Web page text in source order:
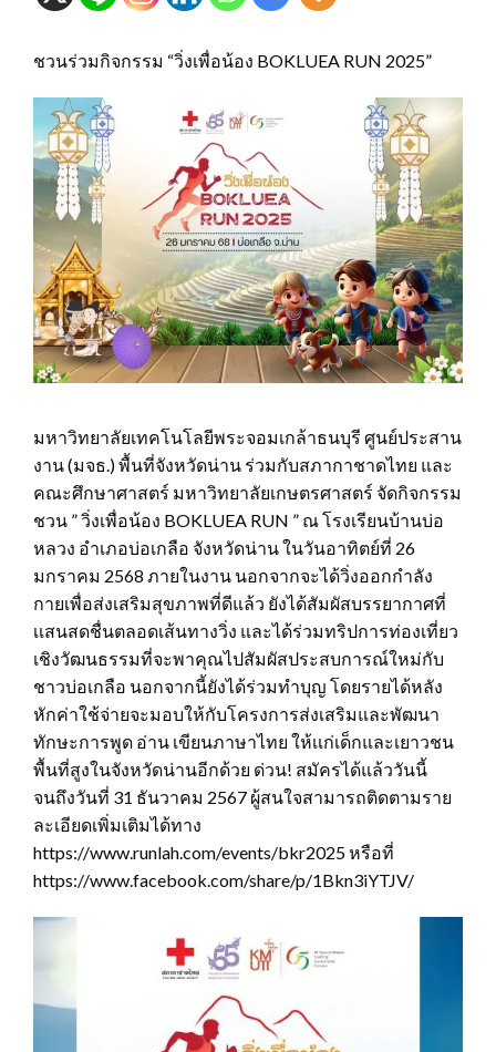
ชวนร่วมกิจกรรม “วิ่งเพื่อน้อง BOKLUEA RUN 2025”
มหาวิทยาลัยเทคโนโลยีพระจอมเกล้าธนบุรี ศูนย์ประสาน
งาน (มจธ.) พื้นที่จังหวัดน่าน ร่วมกับสภากาชาดไทย และ
คณะศึกษาศาสตร์ มหาวิทยาลัยเกษตรศาสตร์ จัดกิจกรรม
ชวน ” วิ่งเพื่อน้อง BOKLUEA RUN ” ณ โรงเรียนบ้านบ่อ
หลวง อำเภอบ่อเกลือ จังหวัดน่าน ในวันอาทิตย์ที่ 26
มกราคม 2568 ภายในงาน นอกจากจะได้วิ่งออกกำลัง
กายเพื่อส่งเสริมสุขภาพที่ดีแล้ว ยังได้สัมผัสบรรยากาศที่
เเสนสดชื่นตลอดเส้นทางวิ่ง และได้ร่วมทริปการท่องเที่ยว
เชิงวัฒนธรรมที่จะพาคุณไปสัมผัสประสบการณ์ใหม่กับ
ชาวบ่อเกลือ นอกจากนี้ยังได้ร่วมทำบุญ โดยรายได้หลัง
หักค่าใช้จ่ายจะมอบให้กับโครงการส่งเสริมและพัฒนา
ทักษะการพูด อ่าน เขียนภาษาไทย ให้เเก่เด็กและเยาวชน
พื้นที่สูงในจังหวัดน่านอีกด้วย ด่วน! สมัครได้แล้ววันนี้
จนถึงวันที่ 31 ธันวาคม 2567 ผู้สนใจสามารถติดตามราย
ละเอียดเพิ่มเติมได้ทาง
https://www.runlah.com/events/bkr2025 หรือที่
https://www.facebook.com/share/p/1Bkn3iYTJV/